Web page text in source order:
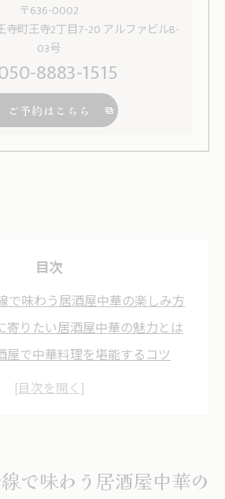
〒636-0002
寺町王寺2丁目7-20 アルファビルB-
03号
8883-1515
ご予約はこちら
目次
で味わう居酒屋中華の楽しみ方
寄りたい居酒屋中華の魅力とは
屋で中華料理を堪能するコツ
で満足度が高まる中華のポイン
自慢の居酒屋を探す新提案
で味わう居酒屋中華の